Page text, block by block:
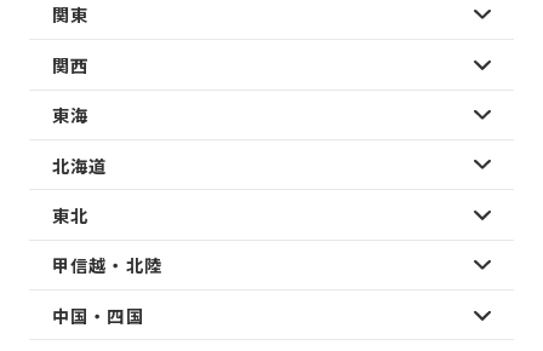
関東
関西
東海
北海道
東北
甲信越・北陸
中国・四国